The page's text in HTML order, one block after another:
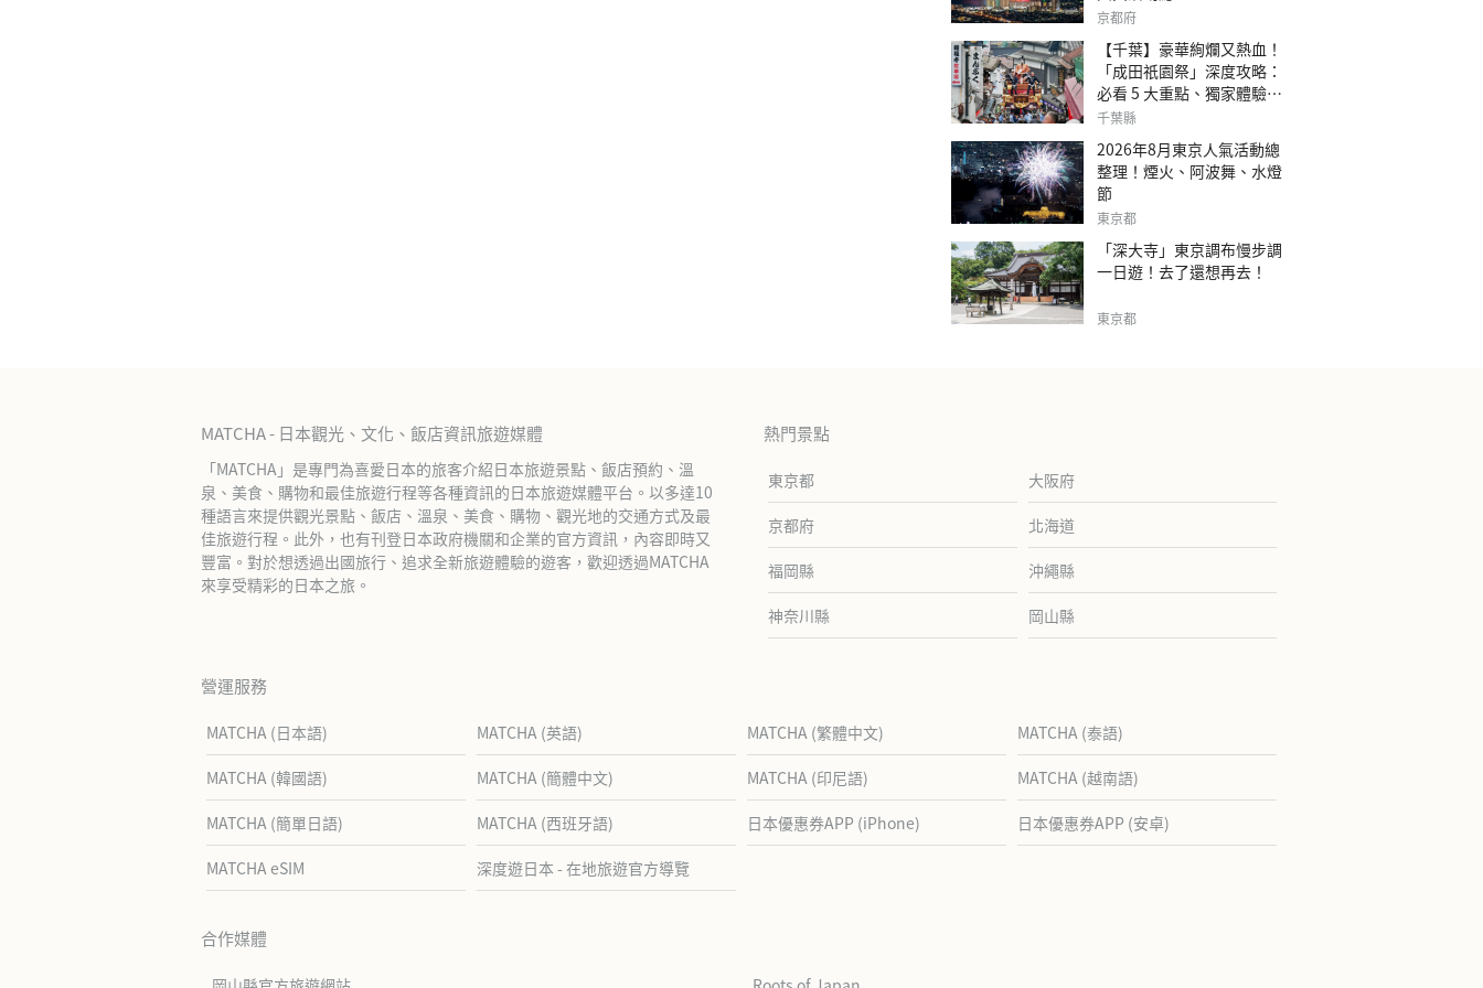
京都府
【千葉】豪華絢爛又熱血！
「成田祇園祭」深度攻略：
必看 5 大重點、獨家體驗指
南
千葉縣
2026年8月東京人氣活動總
整理！煙火、阿波舞、水燈
節
東京都
「深大寺」東京調布慢步調
一日遊！去了還想再去！
東京都
MATCHA - 日本觀光、文化、飯店資訊旅遊媒體
「MATCHA」是專門為喜愛日本的旅客介紹日本旅遊景點、飯店預約、溫
泉、美食、購物和最佳旅遊行程等各種資訊的日本旅遊媒體平台。以多達10
種語言來提供觀光景點、飯店、溫泉、美食、購物、觀光地的交通方式及最
佳旅遊行程。此外，也有刊登日本政府機關和企業的官方資訊，內容即時又
豐富。對於想透過出國旅行、追求全新旅遊體驗的遊客，歡迎透過MATCHA
來享受精彩的日本之旅。
熱門景點
東京都 大阪府
京都府 北海道
福岡縣 沖繩縣
神奈川縣 岡山縣
營運服務
MATCHA (日本語) MATCHA (英語) MATCHA (繁體中文) MATCHA (泰語)
MATCHA (韓國語) MATCHA (簡體中文) MATCHA (印尼語) MATCHA (越南語)
MATCHA (簡單日語) MATCHA (西班牙語) 日本優惠券APP (iPhone) 日本優惠券APP (安卓)
MATCHA eSIM 深度遊日本 - 在地旅遊官方導覽
合作媒體